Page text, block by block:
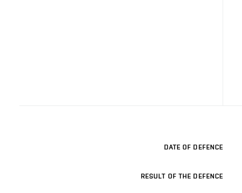
DATE OF DEFENCE
RESULT OF THE DEFENCE